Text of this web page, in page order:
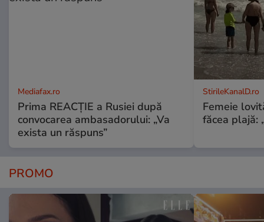
Mediafax.ro
Prima REACȚIE a Rusiei după
convocarea ambasadorului: „Va
exista un răspuns”
StirileKanalD.ro
Femeie
făcea plajă:
PROMO